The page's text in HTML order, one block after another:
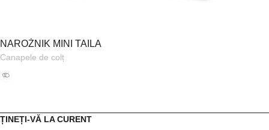
NAROŻNIK MINI TAILA
Canapele de colț
ȚINEȚI-VĂ LA CURENT